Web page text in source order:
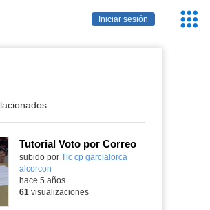
Iniciar sesión
Tutorial Voto por Correo
Contenido educativo.
subido por Tic cp garcialorca
alcorcon
hace 5 años
61 visualizaciones